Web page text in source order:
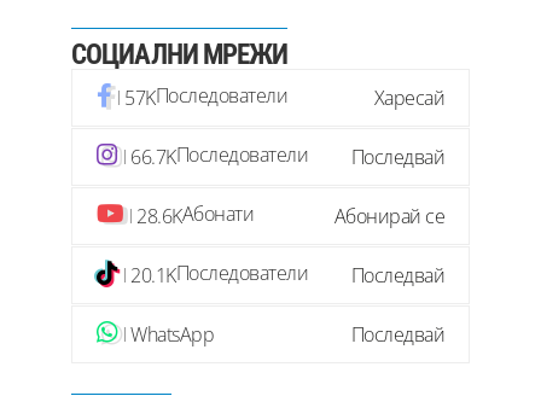
СОЦИАЛНИ МРЕЖИ
57KПоследователи Харесай
66.7KПоследователи Последвай
28.6KАбонати Абонирай се
20.1KПоследователи Последвай
WhatsApp Последвай